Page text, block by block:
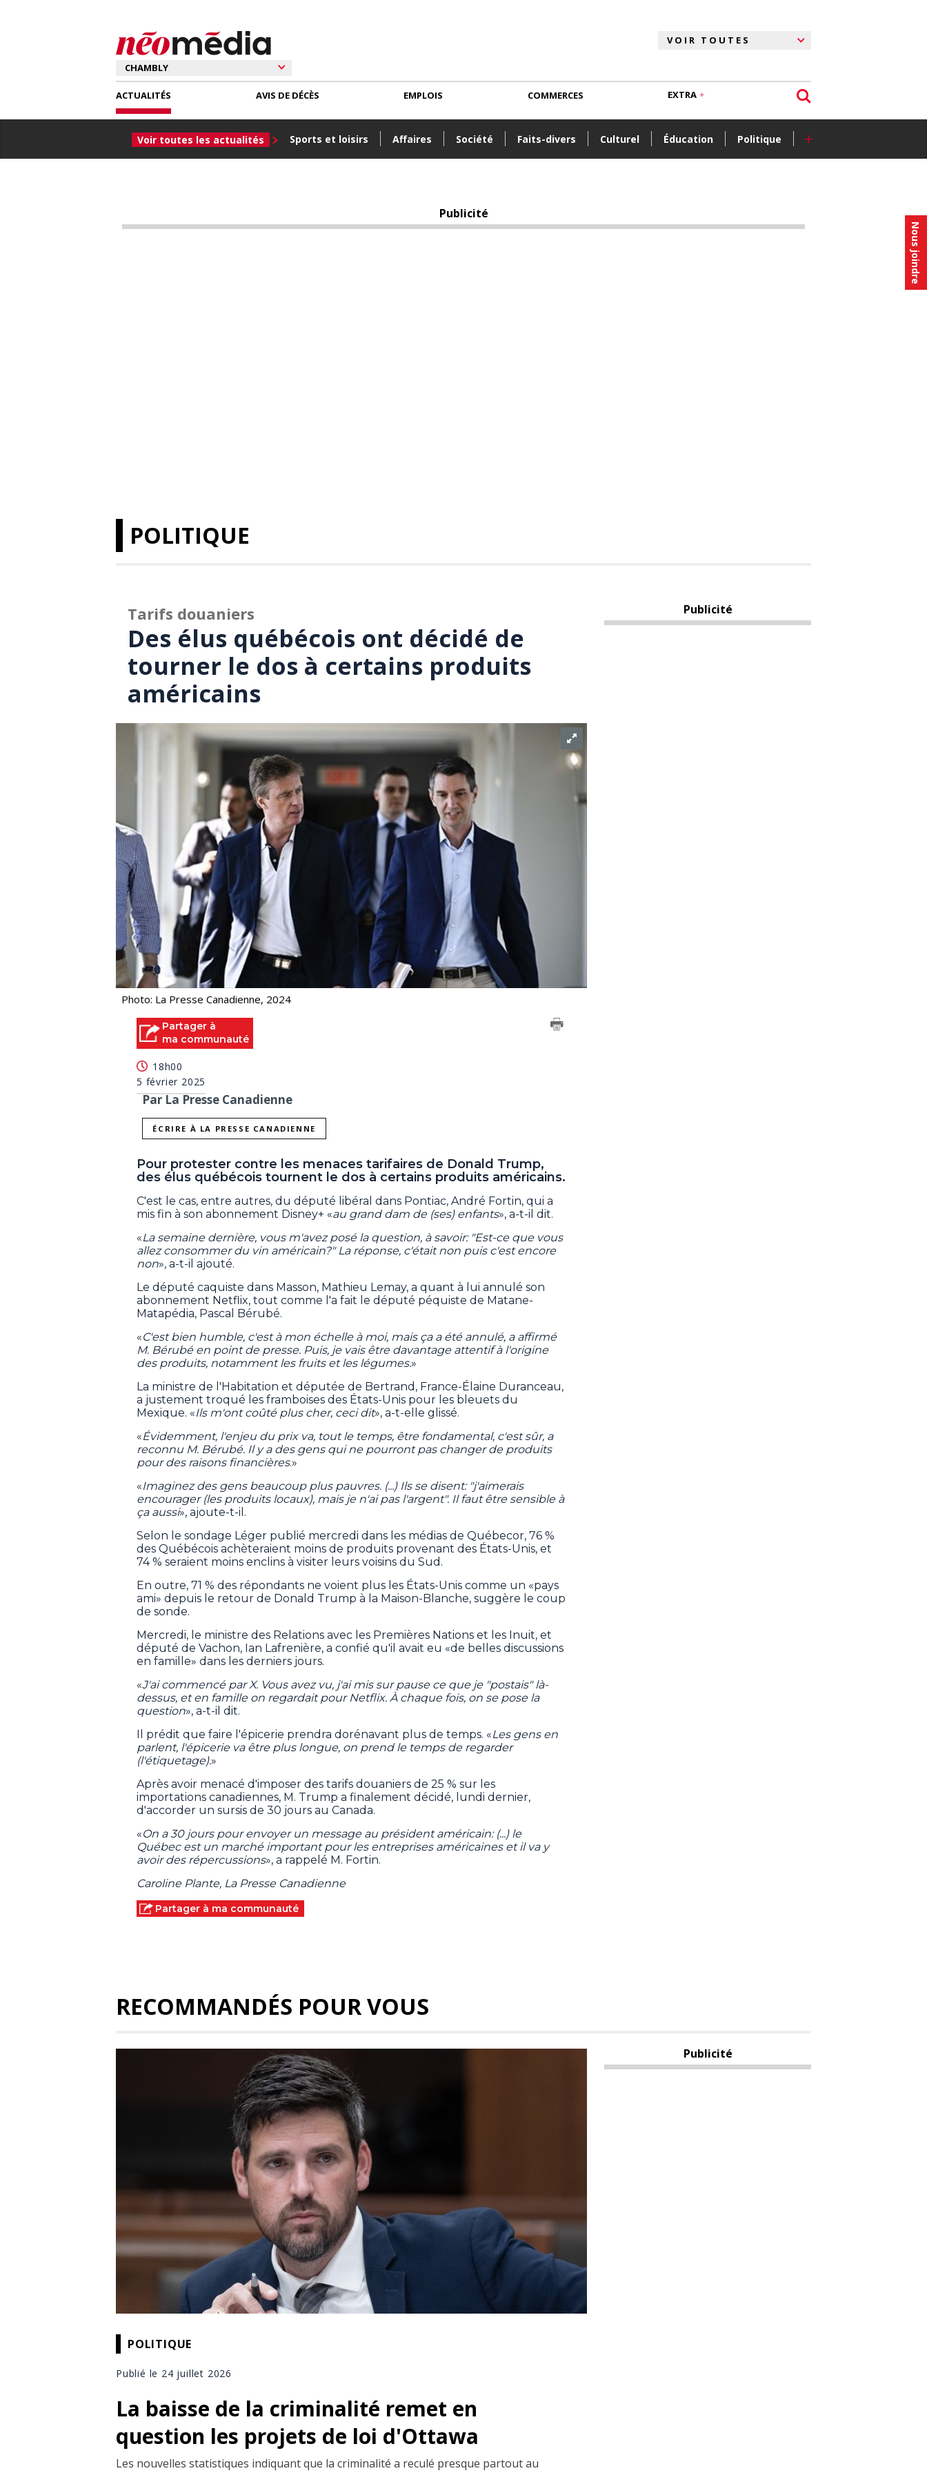
Nous joindre
ACTUALITÉS
Voir toutes les actualités Sports et loisirs Affaires Société Faits-divers Culturel Éducation Politique +
AVIS DE DÉCÈS EMPLOIS COMMERCES EXTRA
Publicité
POLITIQUE
Tarifs douaniers
Des élus québécois ont décidé de
tourner le dos à certains produits
américains
Photo: La Presse Canadienne, 2024
Partager à
ma communauté
18h00
5 février 2025
Par La Presse Canadienne
ÉCRIRE À LA PRESSE CANADIENNE
Pour protester contre les menaces tarifaires de Donald Trump,
des élus québécois tournent le dos à certains produits américains.
C'est le cas, entre autres, du député libéral dans Pontiac, André Fortin, qui a
mis fin à son abonnement Disney+ «au grand dam de (ses) enfants», a-t-il dit.
«La semaine dernière, vous m'avez posé la question, à savoir: "Est-ce que vous
allez consommer du vin américain?" La réponse, c'était non puis c'est encore
non», a-t-il ajouté.
Le député caquiste dans Masson, Mathieu Lemay, a quant à lui annulé son
abonnement Netflix, tout comme l'a fait le député péquiste de Matane-
Matapédia, Pascal Bérubé.
«C'est bien humble, c'est à mon échelle à moi, mais ça a été annulé, a affirmé
M. Bérubé en point de presse. Puis, je vais être davantage attentif à l'origine
des produits, notamment les fruits et les légumes.»
La ministre de l'Habitation et députée de Bertrand, France-Élaine Duranceau,
a justement troqué les framboises des États-Unis pour les bleuets du
Mexique. «Ils m'ont coûté plus cher, ceci dit», a-t-elle glissé.
«Évidemment, l'enjeu du prix va, tout le temps, être fondamental, c'est sûr, a
reconnu M. Bérubé. Il y a des gens qui ne pourront pas changer de produits
pour des raisons financières.»
«Imaginez des gens beaucoup plus pauvres. (...) Ils se disent: "j'aimerais
encourager (les produits locaux), mais je n'ai pas l'argent". Il faut être sensible à
ça aussi», ajoute-t-il.
Selon le sondage Léger publié mercredi dans les médias de Québecor, 76 %
des Québécois achèteraient moins de produits provenant des États-Unis, et
74 % seraient moins enclins à visiter leurs voisins du Sud.
En outre, 71 % des répondants ne voient plus les États-Unis comme un «pays
ami» depuis le retour de Donald Trump à la Maison-Blanche, suggère le coup
de sonde.
Mercredi, le ministre des Relations avec les Premières Nations et les Inuit, et
député de Vachon, Ian Lafrenière, a confié qu'il avait eu «de belles discussions
en famille» dans les derniers jours.
«J'ai commencé par X. Vous avez vu, j'ai mis sur pause ce que je "postais" là-
dessus, et en famille on regardait pour Netflix. À chaque fois, on se pose la
question», a-t-il dit.
Il prédit que faire l'épicerie prendra dorénavant plus de temps. «Les gens en
parlent, l'épicerie va être plus longue, on prend le temps de regarder
(l'étiquetage).»
Après avoir menacé d'imposer des tarifs douaniers de 25 % sur les
importations canadiennes, M. Trump a finalement décidé, lundi dernier,
d'accorder un sursis de 30 jours au Canada.
«On a 30 jours pour envoyer un message au président américain: (...) le
Québec est un marché important pour les entreprises américaines et il va y
avoir des répercussions», a rappelé M. Fortin.
Caroline Plante, La Presse Canadienne
Partager à ma communauté
Publicité
RECOMMANDÉS POUR VOUS
POLITIQUE
Publié le 24 juillet 2026
La baisse de la criminalité remet en
question les projets de loi d'Ottawa
Les nouvelles statistiques indiquant que la criminalité a reculé presque partout au
Publicité